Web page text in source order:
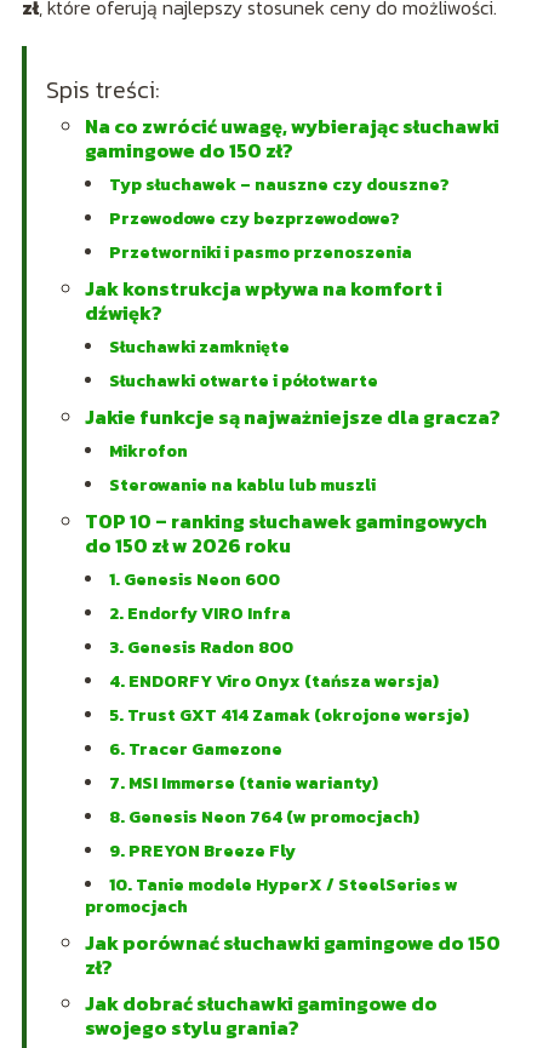
zł, które oferują najlepszy stosunek ceny do możliwości.
Spis treści:
Na co zwrócić uwagę, wybierając słuchawki
gamingowe do 150 zł?
Typ słuchawek – nauszne czy douszne?
Przewodowe czy bezprzewodowe?
Przetworniki i pasmo przenoszenia
Jak konstrukcja wpływa na komfort i
dźwięk?
Słuchawki zamknięte
Słuchawki otwarte i półotwarte
Jakie funkcje są najważniejsze dla gracza?
Mikrofon
Sterowanie na kablu lub muszli
TOP 10 – ranking słuchawek gamingowych
do 150 zł w 2026 roku
1. Genesis Neon 600
2. Endorfy VIRO Infra
3. Genesis Radon 800
4. ENDORFY Viro Onyx (tańsza wersja)
5. Trust GXT 414 Zamak (okrojone wersje)
6. Tracer Gamezone
7. MSI Immerse (tanie warianty)
8. Genesis Neon 764 (w promocjach)
9. PREYON Breeze Fly
10. Tanie modele HyperX / SteelSeries w
promocjach
Jak porównać słuchawki gamingowe do 150
zł?
Jak dobrać słuchawki gamingowe do
swojego stylu grania?